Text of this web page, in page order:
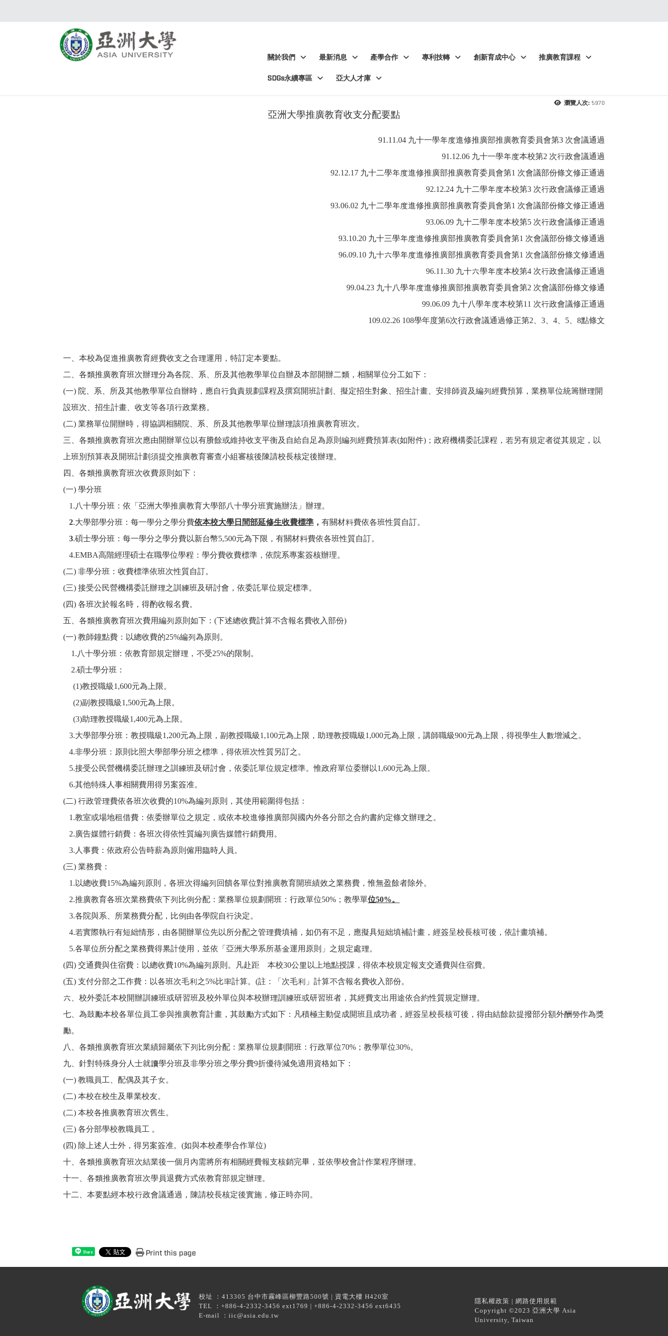
關於我們 最新消息 產學合作 專利技轉 創新育成中心 推廣教育課程
SDGs永續專區 亞大人才庫
瀏覽人次: 5970
亞洲大學推廣教育收支分配要點
91.11.04 九十一學年度進修推廣部推廣教育委員會第3 次會議通過
91.12.06 九十一學年度本校第2 次行政會議通過
92.12.17 九十二學年度進修推廣部推廣教育委員會第1 次會議部份條文修正通過
92.12.24 九十二學年度本校第3 次行政會議修正通過
93.06.02 九十二學年度進修推廣部推廣教育委員會第1 次會議部份條文修正通過
93.06.09 九十二學年度本校第5 次行政會議修正通過
93.10.20 九十三學年度進修推廣部推廣教育委員會第1 次會議部份條文修通過
96.09.10 九十六學年度進修推廣部推廣教育委員會第1 次會議部份條文修通過
96.11.30 九十六學年度本校第4 次行政會議修正通過
99.04.23 九十八學年度進修推廣部推廣教育委員會第2 次會議部份條文修通
99.06.09 九十八學年度本校第11 次行政會議修正通過
109.02.26 108學年度第6次行政會議通過修正第2、3、4、5、8點條文
一、本校為促進推廣教育經費收支之合理運用，特訂定本要點。
二、各類推廣教育班次辦理分為各院、系、所及其他教學單位自辦及本部開辦二類，相關單位分工如下：
(一) 院、系、所及其他教學單位自辦時，應自行負責規劃課程及撰寫開班計劃、擬定招生對象、招生計畫、安排師資及編列經費預算，業務單位統籌辦理開
設班次、招生計畫、收支等各項行政業務。
(二) 業務單位開辦時，得協調相關院、系、所及其他教學單位辦理該項推廣教育班次。
三、各類推廣教育班次應由開辦單位以有賸餘或維持收支平衡及自給自足為原則編列經費預算表(如附件)；政府機構委託課程，若另有規定者從其規定，以
上班別預算表及開班計劃須提交推廣教育審查小組審核後陳請校長核定後辦理。
四、各類推廣教育班次收費原則如下：
(一) 學分班
1.八十學分班：依「亞洲大學推廣教育大學部八十學分班實施辦法」辦理。
2.大學部學分班：每一學分之學分費依本校大學日間部延修生收費標準 ， 有關材料費依各班性質自訂。
3.碩士學分班：每一學分之學分費以新台幣5,500元為下限，有關材料費依各班性質自訂。
4.EMBA高階經理碩士在職學位學程：學分費收費標準，依院系專案簽核辦理。
(二) 非學分班：收費標準依班次性質自訂。
(三) 接受公民營機構委託辦理之訓練班及研討會，依委託單位規定標準。
(四) 各班次於報名時，得酌收報名費。
五、各類推廣教育班次費用編列原則如下：(下述總收費計算不含報名費收入部份)
(一) 教師鐘點費：以總收費的25%編列為原則。
1.八十學分班：依教育部規定辦理，不受25%的限制。
2.碩士學分班：
(1)教授職級1,600元為上限。
(2)副教授職級1,500元為上限。
(3)助理教授職級1,400元為上限。
3.大學部學分班：教授職級1,200元為上限，副教授職級1,100元為上限，助理教授職級1,000元為上限，講師職級900元為上限，得視學生人數增減之。
4.非學分班：原則比照大學部學分班之標準，得依班次性質另訂之。
5.接受公民營機構委託辦理之訓練班及研討會，依委託單位規定標準。惟政府單位委辦以1,600元為上限。
6.其他特殊人事相關費用得另案簽准。
(二) 行政管理費依各班次收費的10%為編列原則，其使用範圍得包括：
1.教室或場地租借費：依委辦單位之規定，或依本校進修推廣部與國內外各分部之合約書約定條文辦理之。
2.廣告媒體行銷費：各班次得依性質編列廣告媒體行銷費用。
3. 人事費：依政府公告時薪為原則僱用臨時人員。
(三) 業務費：
1. 以總收費15%為編列原則，各班次得編列回饋各單位對推廣教育開班績效之業務費，惟無盈餘者除外。
2.推廣教育各班次業務費依下列比例分配：業務單位規劃開班：行政單位50%；教學單位50%。
3.各院與系、所業務費分配，比例由各學院自行決定。
4.若實際執行有短絀情形，由各開辦單位先以所分配之管理費填補，如仍有不足，應擬具短絀填補計畫，經簽呈校長核可後，依計畫填補。
5.各單位所分配之業務費得累計使用，並依「亞洲大學系所基金運用原則」之規定處理。
(四) 交通費與住宿費：以總收費10%為編列原則。凡赴距離本校30公里以上地點授課，得依本校規定報支交通費與住宿費。
(五) 支付分部之工作費：以各班次毛利之5%比率計算。(註：「次毛利」計算不含報名費收入部份。
六、校外委託本校開辦訓練班或研習班及校外單位與本校辦理訓練班或研習班者，其經費支出用途依合約性質規定辦理。
七、為鼓勵本校各單位員工參與推廣教育計畫，其鼓勵方式如下：凡積極主動促成開班且成功者，經簽呈校長核可後，得由結餘款提撥部分額外酬勞作為獎
勵。
八、各類推廣教育班次業績歸屬依下列比例分配：業務單位規劃開班：行政單位70% ；教學單位30%。
九、針對特殊身分人士就讀學分班及非學分班之學分費9折優待減免適用資格如下：
(一) 教職員工、配偶及其子女。
(二) 本校在校生及畢業校友。
(二) 本校各推廣教育班次舊生。
(三) 各分部學校教職員工 。
(四) 除上述人士外，得另案簽准。(如與本校產學合作單位)
十、各類推廣教育班次結業後一個月內需將所有相關經費報支核銷完畢，並依學校會計作業程序辦理。
十一、各類推廣教育班次學員退費方式依教育部規定辦理。
十二、本要點經本校行政會議通過，陳請校長核定後實施，修正時亦同。
Share Print this page
校址 ：413305 台中市霧峰區柳豐路500號 | 資電大樓 H420室
TEL ：+886-4-2332-3456 ext1769 | +886-4-2332-3456 ext6435
E-mail ：iic@asia.edu.tw
隱私權政策 | 網路使用規範
Copyright ©2023 亞洲大學 Asia
University, Taiwan